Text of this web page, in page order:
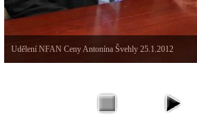
Udělení NFAN Ceny Antonína Švehly 25.1.2012